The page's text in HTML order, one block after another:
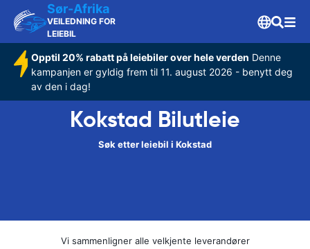
Sør-Afrika
VEILEDNING FOR
LEIEBIL
Opptil 20% rabatt på leiebiler over hele verden Denne
kampanjen er gyldig frem til 11. august 2026 - benytt deg
av den i dag!
Kokstad Bilutleie
Søk etter leiebil i Kokstad
Vi sammenligner alle velkjente leverandører